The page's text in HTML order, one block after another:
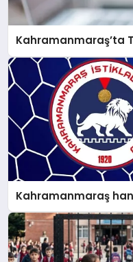
Kahramanmaraş’ta
Kahramanmaraş